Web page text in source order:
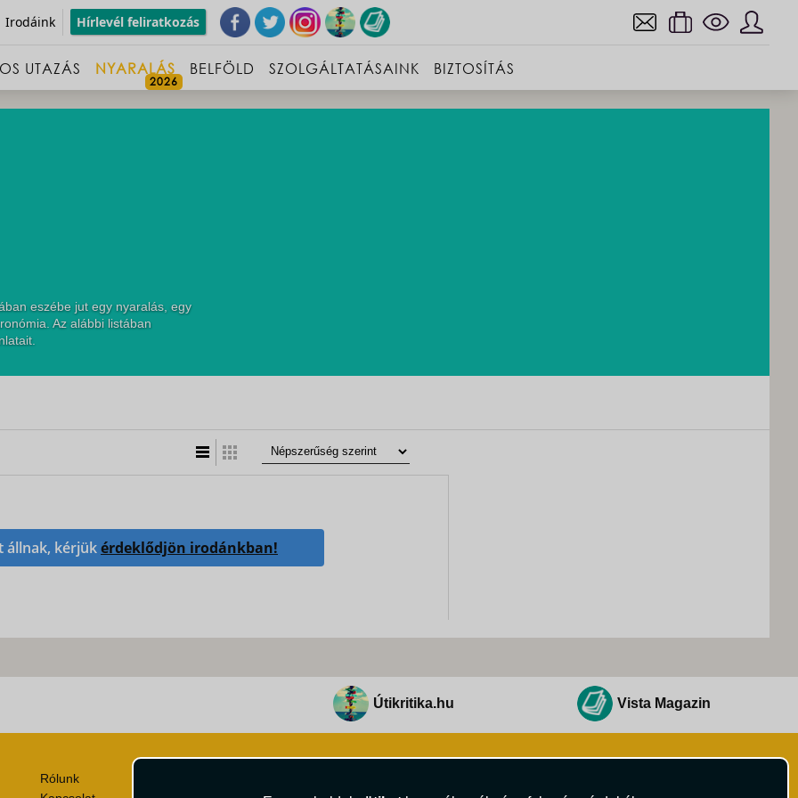
Irodáink Hírlevél feliratkozás
UTAZÁS NYARALÁS BELFÖLD SZOLGÁLTATÁSAINK BIZTOSÍTÁS
eszébe jut egy nyaralás, egy
Az alábbi listában
állnak, kérjükérdeklődjön irodánkban!
Útikritika.hu Vista Magazin
Rólunk